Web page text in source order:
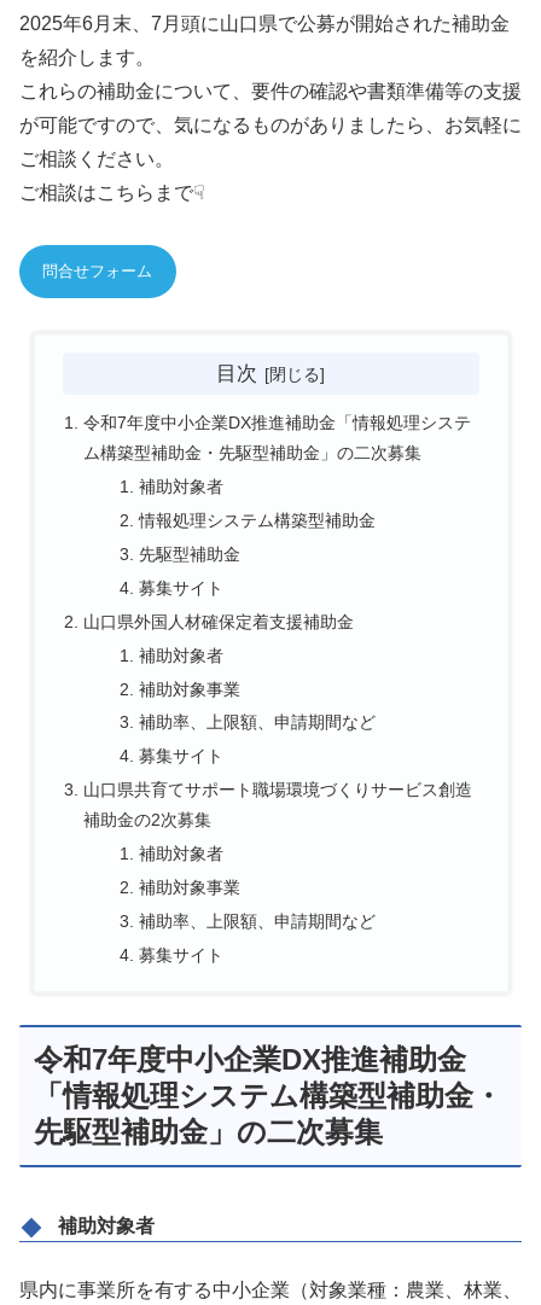
2025年6月末、7月頭に山口県で公募が開始された補助金
を紹介します。
これらの補助金について、要件の確認や書類準備等の支援
が可能ですので、気になるものがありましたら、お気軽に
ご相談ください。
ご相談はこちらまで☟
問合せフォーム
目次
令和7年度中小企業DX推進補助金「情報処理システ
ム構築型補助金・先駆型補助金」の二次募集
補助対象者
情報処理システム構築型補助金
先駆型補助金
募集サイト
山口県外国人材確保定着支援補助金
補助対象者
補助対象事業
補助率、上限額、申請期間など
募集サイト
山口県共育てサポート職場環境づくりサービス創造
補助金の2次募集
補助対象者
補助対象事業
補助率、上限額、申請期間など
募集サイト
令和7年度中小企業DX推進補助金
「情報処理システム構築型補助金・
先駆型補助金」の二次募集
補助対象者
県内に事業所を有する中小企業（対象業種：農業、林業、